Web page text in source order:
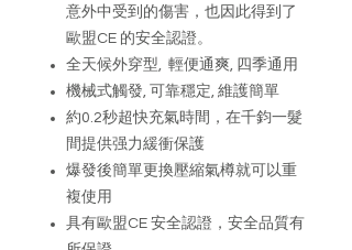
意外中受到的傷害，也因此得到了
歐盟CE 的安全認證。
全天候外穿型, 輕便通爽, 四季通用
機械式觸發, 可靠穩定, 維護簡單
約0.2秒超快充氣時間，在千鈞一髮
間提供强力緩衝保護
爆發後簡單更換壓縮氣樽就可以重
複使用
具有歐盟CE 安全認證，安全品質有